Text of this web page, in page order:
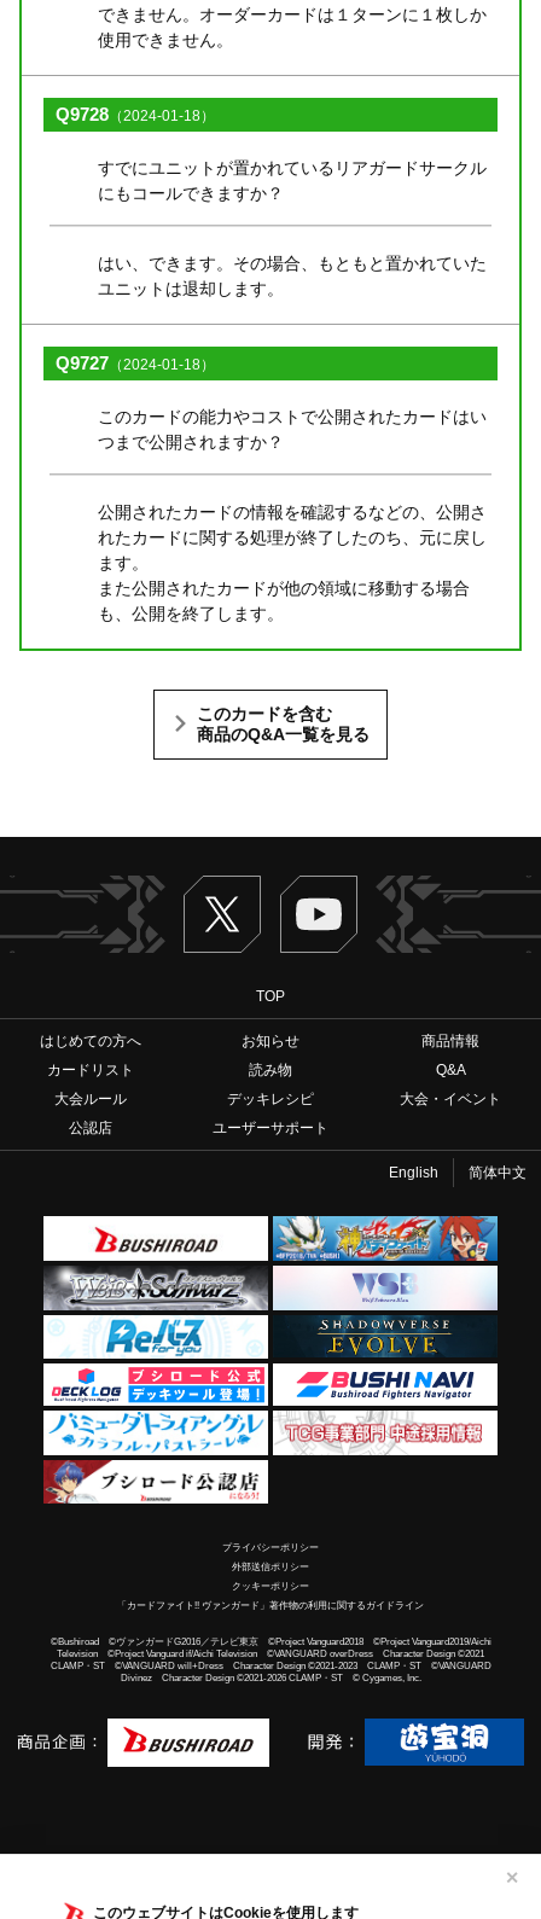
このウェブサイトはCookieを使用します
✕
できません。オーダーカードは１ターンに１枚しか
使用できません。
Q9728 （2024-01-18）
すでにユニットが置かれているリアガードサークル
にもコールできますか？
はい、できます。その場合、もともと置かれていた
ユニットは退却します。
Q9727 （2024-01-18）
このカードの能力やコストで公開されたカードはい
つまで公開されますか？
公開されたカードの情報を確認するなどの、公開さ
れたカードに関する処理が終了したのち、元に戻し
ます。
また公開されたカードが他の領域に移動する場合
も、公開を終了します。
このカードを含む
商品のQ&A一覧を見る
Twitter ヴァンガードch
TOP
はじめての方へ お知らせ
商品情報
カードリスト
読み物
Q&A
大会ルール
デッキレシピ
大会・イベント
公認店
ユーザーサポート
English 简体中文
プライバシーポリシー
外部送信ポリシー
クッキーポリシー
「カードファイト!! ヴァンガード」著作物の利用に関するガイドライン
©Bushiroad ©ヴァンガードG2016／テレビ東京 ©Project Vanguard2018 ©Project Vanguard2019/Aichi
Television ©Project Vanguard if/Aichi Television ©VANGUARD overDress Character Design ©2021
CLAMP・ST ©VANGUARD will+Dress Character Design ©2021-2023 CLAMP・ST ©VANGUARD
Divinez Character Design ©2021-2026 CLAMP・ST © Cygames, Inc.